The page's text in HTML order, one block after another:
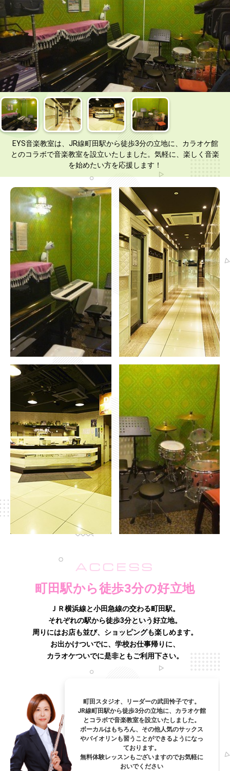
EYS音楽教室は、JR線町田駅から徒歩3分の立地に、カラオケ館
とのコラボで音楽教室を設立いたしました。気軽に、楽しく音楽
を始めたい方を応援します！
ACCESS
町田駅から徒歩3分の好立地
ＪＲ横浜線と小田急線の交わる町田駅。
それぞれの駅から徒歩3分という好立地。
周りにはお店も並び、ショッピングも楽しめます。
お出かけついでに、学校お仕事帰りに、
カラオケついでに是非ともご利用下さい。
町田スタジオ、リーダーの武田怜子です。
JR線町田駅から徒歩3分の立地に、カラオケ館
とコラボで音楽教室を設立いたしました。
ボーカルはもちろん、その他人気のサックス
やバイオリンも習うことができるようになっ
ております。
無料体験レッスンもございますのでお気軽に
おいでください